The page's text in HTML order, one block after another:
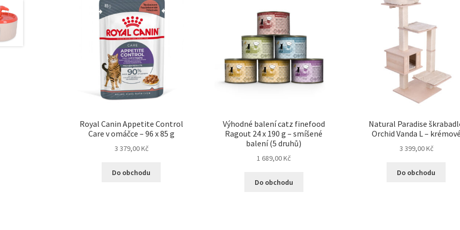
Royal Canin Appetite Control
Care v omáčce – 96 x 85 g
3 379,00Kč
Do obchodu
Výhodné balení catz finefood
Ragout 24 x 190 g – smíšené
balení (5 druhů)
1 689,00Kč
Do obchodu
Natural Paradise
Orchid Vanda L –
3 399,00Kč
Do obchodu